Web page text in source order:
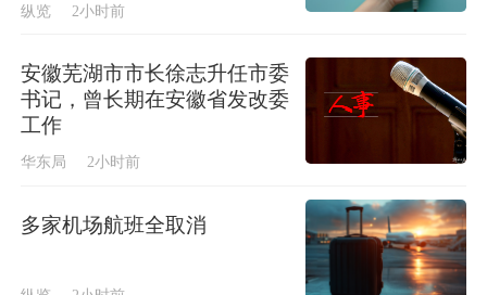
纵览 2小时前
安徽芜湖市市长徐志升任市委
书记，曾长期在安徽省发改委
工作
华东局 2小时前
多家机场航班全取消